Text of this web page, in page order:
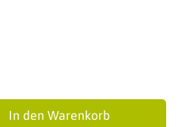
ist zurzeit nicht verfügbar.)
nicht verfügbar.)
gewünschten
In den Warenkorb